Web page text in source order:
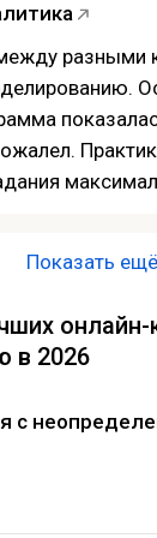
база, курс
разными
чтобы
расчетами и
Показать ещё
онлайн-
в 2026
с